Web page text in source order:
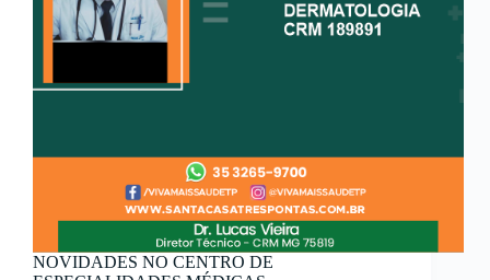
NOVIDADES NO CENTRO DE